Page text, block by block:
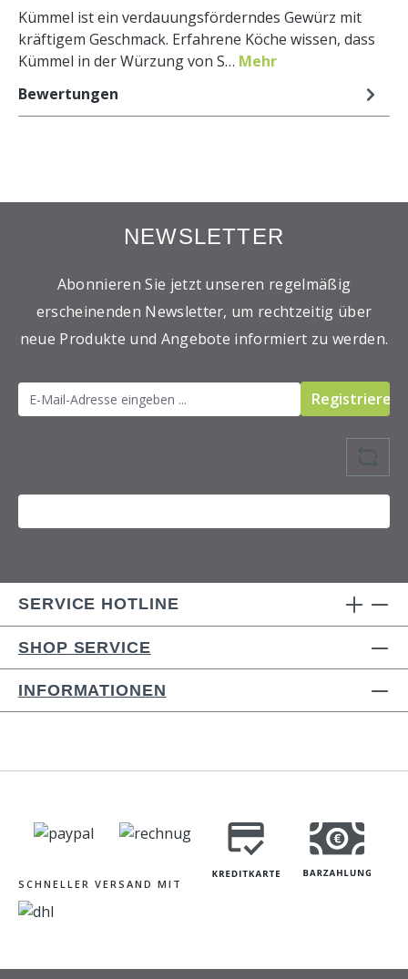
Kümmel ist ein verdauungsförderndes Gewürz mit
kräftigem Geschmack. Erfahrene Köche wissen, dass
Kümmel in der Würzung von S… Mehr
Bewertungen
NEWSLETTER
Abonnieren Sie jetzt unseren regelmäßig
erscheinenden Newsletter, um rechtzeitig über
neue Produkte und Angebote informiert zu werden.
Registrieren
SERVICE HOTLINE
SHOP SERVICE
INFORMATIONEN
SCHNELLER VERSAND MIT